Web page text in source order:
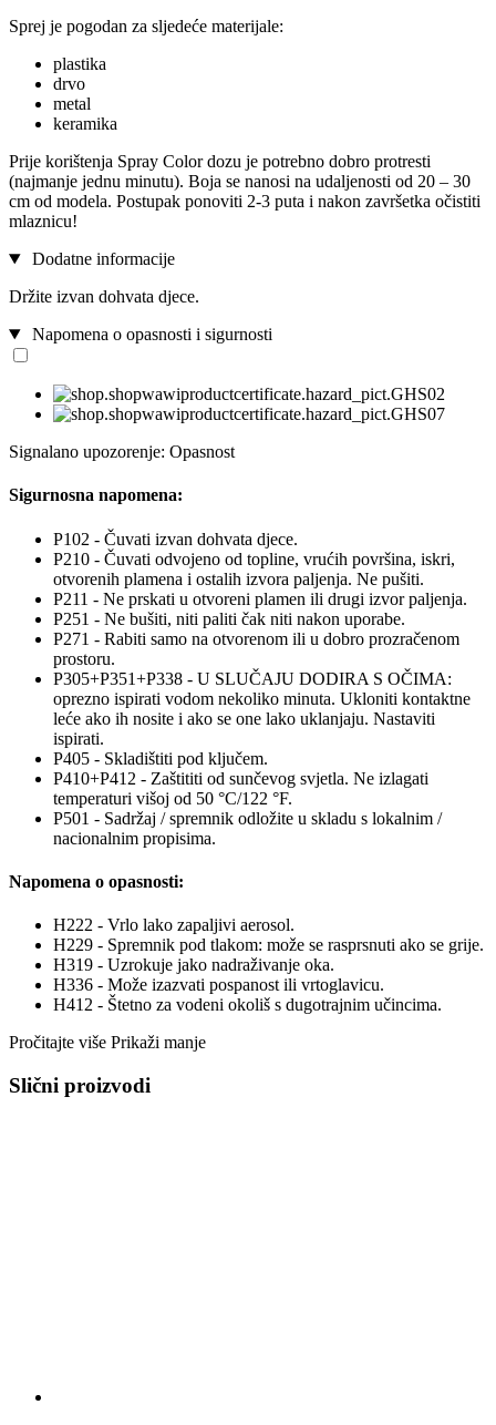
Sprej je pogodan za sljedeće materijale:
plastika
drvo
metal
keramika
Prije korištenja Spray Color dozu je potrebno dobro protresti
(najmanje jednu minutu). Boja se nanosi na udaljenosti od 20 – 30
cm od modela. Postupak ponoviti 2-3 puta i nakon završetka očistiti
mlaznicu!
Dodatne informacije
Držite izvan dohvata djece.
Napomena o opasnosti i sigurnosti
Signalano upozorenje: Opasnost
Sigurnosna napomena:
P102 - Čuvati izvan dohvata djece.
P210 - Čuvati odvojeno od topline, vrućih površina, iskri,
otvorenih plamena i ostalih izvora paljenja. Ne pušiti.
P211 - Ne prskati u otvoreni plamen ili drugi izvor paljenja.
P251 - Ne bušiti, niti paliti čak niti nakon uporabe.
P271 - Rabiti samo na otvorenom ili u dobro prozračenom
prostoru.
P305+P351+P338 - U SLUČAJU DODIRA S OČIMA:
oprezno ispirati vodom nekoliko minuta. Ukloniti kontaktne
leće ako ih nosite i ako se one lako uklanjaju. Nastaviti
ispirati.
P405 - Skladištiti pod ključem.
P410+P412 - Zaštititi od sunčevog svjetla. Ne izlagati
temperaturi višoj od 50 °C/122 °F.
P501 - Sadržaj / spremnik odložite u skladu s lokalnim /
nacionalnim propisima.
Napomena o opasnosti:
H222 - Vrlo lako zapaljivi aerosol.
H229 - Spremnik pod tlakom: može se rasprsnuti ako se grije.
H319 - Uzrokuje jako nadraživanje oka.
H336 - Može izazvati pospanost ili vrtoglavicu.
H412 - Štetno za vodeni okoliš s dugotrajnim učincima.
Pročitajte više Prikaži manje
Slični proizvodi